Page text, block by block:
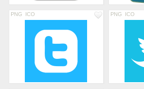
PNG ICO PNG ICO